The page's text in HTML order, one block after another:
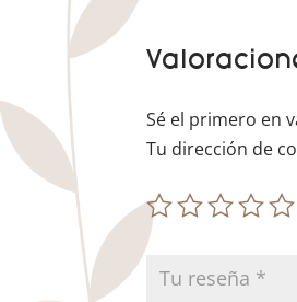
Sé el primero en
Tu dirección de